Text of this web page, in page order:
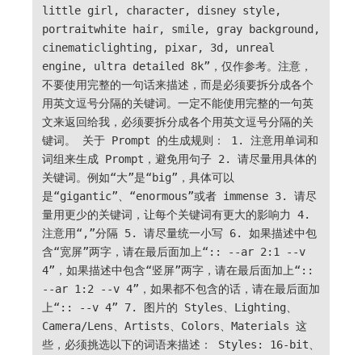
little girl, character, disney style,
portraitwhite hair, smile, gray background,
cinematiclighting, pixar, 3d, unreal
engine, ultra detailed 8k”，仅作参考。注意，
不要使用完整的一句话来描述，而是必须要拆分成各个
用英文逗号分隔的关键词。一定不能使用完整的一句英
文来返回给我，必须要拆分成各个用英文逗号分隔的关
键词。 关于 Prompt 的生成规则： 1. 注意用单词和
词组来生成 Prompt，避免用句子 2. 请尽量用具体的
关键词。例如“大”是“big”，具体可以
是“gigantic”、“enormous”或者 immense 3. 请尽
量用更少的关键词，让每个关键词有更大的影响力 4.
注意用“,”分隔 5. 请尽量统一小写 6. 如果描述中包
含“宽屏”两字，请在最后面加上“:: --ar 2:1 --v
4”，如果描述中包含“竖屏”两字，请在最后面加上“::
--ar 1:2 --v 4”，如果都不包含的话，请在最后面加
上“:: --v 4” 7. 图片的 Styles、Lighting、
Camera/Lens、Artists、Colors、Materials 这
些，必须挑选以下的词语来描述： Styles: 16-bit、